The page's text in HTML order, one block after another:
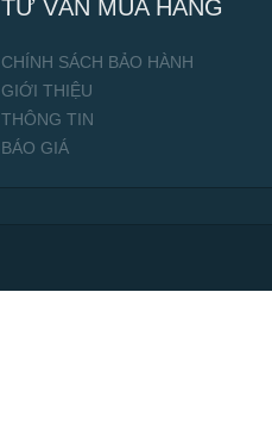
TƯ VẤN MUA HÀNG
CHÍNH SÁCH BẢO HÀNH
GIỚI THIỆU
THÔNG TIN
BÁO GIÁ